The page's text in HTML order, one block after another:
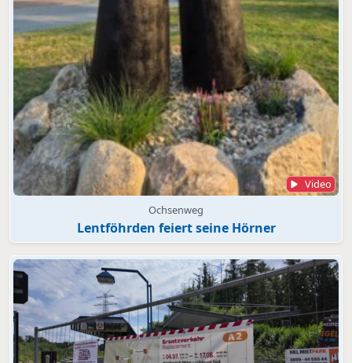
Video
Ochsenweg
Lentföhrden feiert seine Hörner